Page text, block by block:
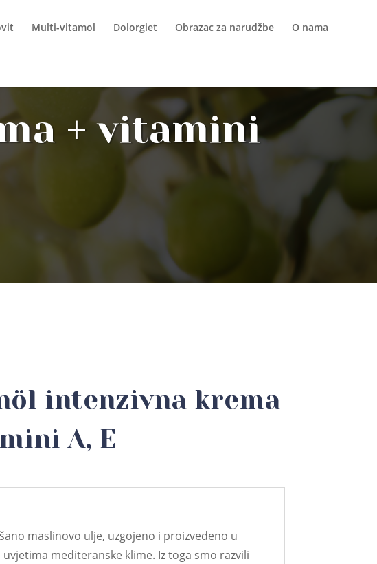
Multi-vitamol Dolorgiet Obrazac za narudžbe O nama
+ vitamini
intenzivna krema
A, E
maslinovo ulje, uzgojeno i proizvedeno u
mediteranske klime. Iz toga smo razvili